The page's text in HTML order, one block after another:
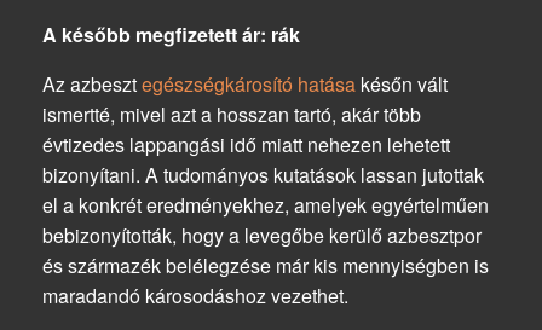
A később megfizetett ár: rák
Az azbesztegészségkárosító hatása későn vált
ismertté, mivel azt a hosszan tartó, akár több
évtizedes lappangási idő miatt nehezen lehetett
bizonyítani. A tudományos kutatások lassan jutottak
el a konkrét eredményekhez, amelyek egyértelműen
bebizonyították, hogy a levegőbe kerülő azbesztpor
és származék belélegzése már kis mennyiségben is
maradandó károsodáshoz vezethet.